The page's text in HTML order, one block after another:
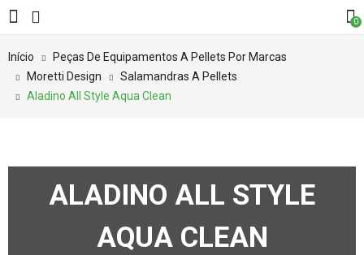
0
Início
Peças De Equipamentos A Pellets Por Marcas
Moretti Design
Salamandras A Pellets
Aladino All Style Aqua Clean
ALADINO ALL STYLE
AQUA CLEAN